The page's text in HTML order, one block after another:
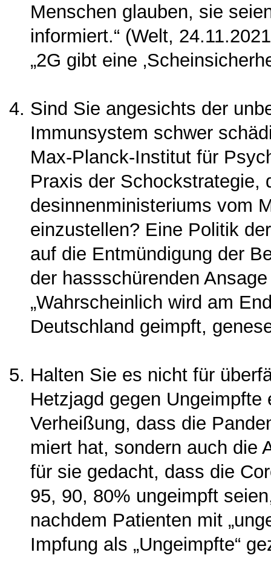
Men­schen glauben, sie
informiert.“ (Welt,
„2G gibt eine
Sind Sie angesichts der
Immunsystem schwer
Max-Planck-In­stitut für
Praxis der
desinnenministeriums vom
einzustellen? Eine Politik
auf die Entmün­digung der
der hassschürenden
„Wahrscheinlich wird am
Deutschland geimpft,
Halten Sie es nicht für
Hetzjagd gegen
Verheißung, dass die
miert hat, sondern auch die
für sie gedacht, dass die
95, 90, 80% ungeimpft
nachdem Patienten mit
Impfung als „Ungeimpfte“